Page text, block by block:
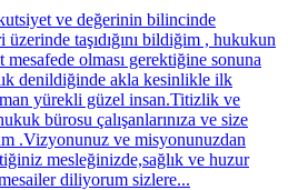
ve değerinin bilincinde
taşıdığını bildiğim , hukukun
mesafede olması gerektiğine sonuna
denildiğinde akla kesinlikle ilk
yürekli güzel insan.Titizlik ve
bürosu çalışanlarınıza ve size
.Vizyonunuz ve misyonunuzdan
mesleğinizde,sağlık ve huzur
diliyorum sizlere...